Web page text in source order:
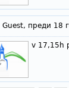
Guest, преди 18
v 17,15h